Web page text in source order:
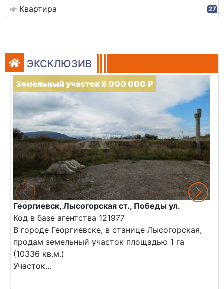
Квартира 27
ЭКСКЛЮЗИВ
Земельный участок 8 000 000 ₽
Георгиевск, Лысогорская ст., Победы ул.
Код в базе агентства 121977
В городе Георгиевске, в станице Лысогорская,
продам земельный участок площадью 1 га
(10336 кв.м.)
Участок...